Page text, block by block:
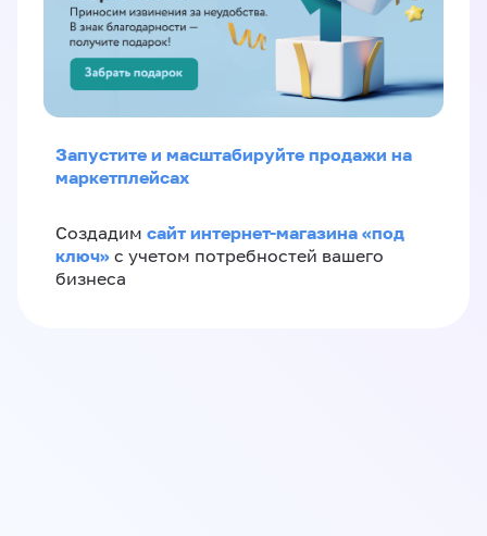
Запустите и масштабируйте продажи на
маркетплейсах
Создадим сайт интернет-магазина «под
ключ» с учетом потребностей вашего
бизнеса